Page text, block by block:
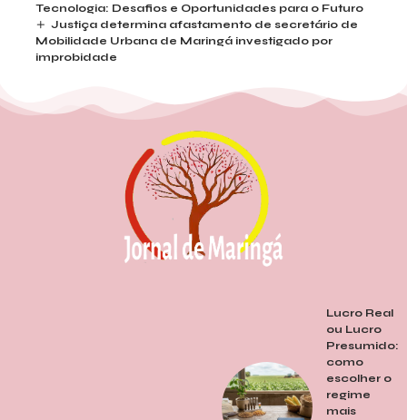
Tecnologia: Desafios e Oportunidades para o Futuro
Justiça determina afastamento de secretário de
Mobilidade Urbana de Maringá investigado por
improbidade
Lucro Real
ou Lucro
Presumido:
como
escolher o
regime
mais